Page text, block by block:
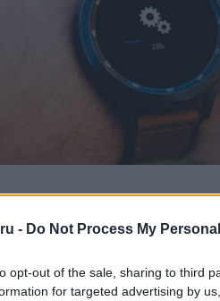
- Do Not Process My
opt-out of the sale, sharing to third
for targeted advertising by
is jelentős:
új generációs mesterséges